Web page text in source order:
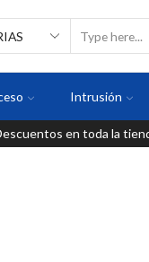
Intrusión
en toda la